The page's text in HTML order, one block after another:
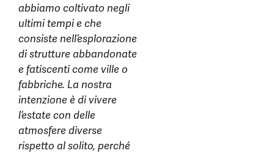
abbiamo coltivato negli
ultimi tempi e che
consiste nell’esplorazione
di strutture abbandonate
e fatiscenti come ville o
fabbriche. La nostra
intenzione è di vivere
l’estate con delle
atmosfere diverse
rispetto al solito, perché